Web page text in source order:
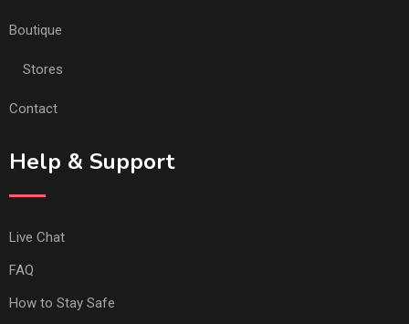
Boutique
Stores
Contact
Help & Support
Live Chat
FAQ
How to Stay Safe